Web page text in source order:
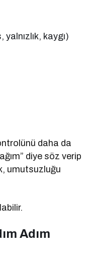
kaygı)
daha da
diye söz verip
umutsuzluğu
Adım